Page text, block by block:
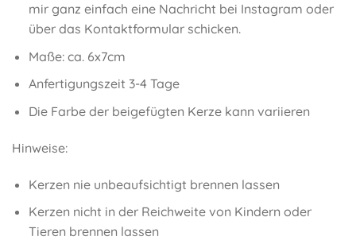
mir ganz einfach eine Nachricht bei Instagram oder
über das Kontaktformular schicken.
Maße: ca. 6x7cm
Anfertigungszeit 3-4 Tage
Die Farbe der beigefügten Kerze kann variieren
Hinweise:
Kerzen nie unbeaufsichtigt brennen lassen
Kerzen nicht in der Reichweite von Kindern oder
Tieren brennen lassen